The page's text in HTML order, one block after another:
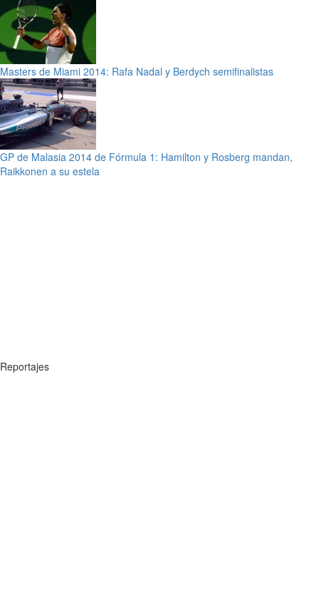
Masters de Miami 2014: Rafa Nadal y Berdych semifinalistas
GP de Malasia 2014 de Fórmula 1: Hamilton y Rosberg mandan,
Raikkonen a su estela
Reportajes